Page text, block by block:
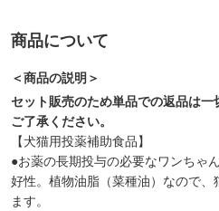
商品について
＜商品の説明＞
セット販売のため単品での返品は
ご了承ください。
【犬猫用投薬補助食品】
●お薬の長期投与の必要なワンちゃ
好性。植物油脂（菜種油）なので
ます。